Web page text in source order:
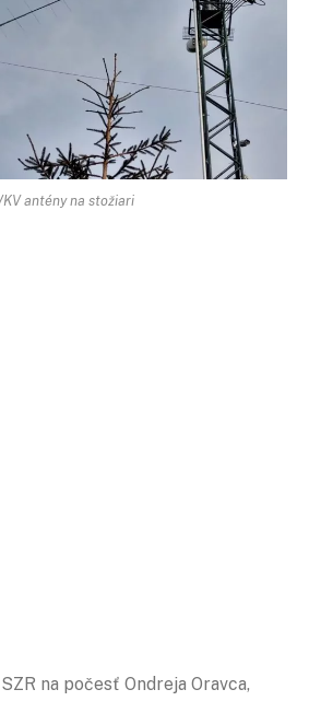
antény na stožiari
na počesť Ondreja Oravca,